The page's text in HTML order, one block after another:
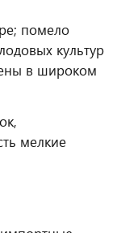
помело
культур
в широком
мелкие